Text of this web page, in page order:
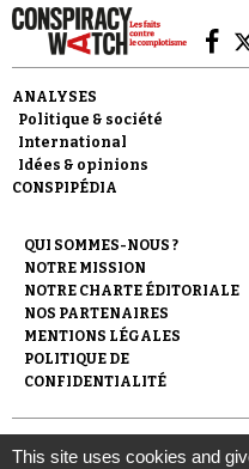
Faire
ANALYSES
Politique & société
International
Idées & opinions
CONSPIPÉDIA
QUI SOMMES-NOUS ?
NOTRE MISSION
NOTRE CHARTE ÉDITORIALE
NOS PARTENAIRES
MENTIONS LÉGALES
POLITIQUE DE
CONFIDENTIALITÉ
© 2007- 2026 Conspiracy
l'Observatoire du
This site uses cookies and